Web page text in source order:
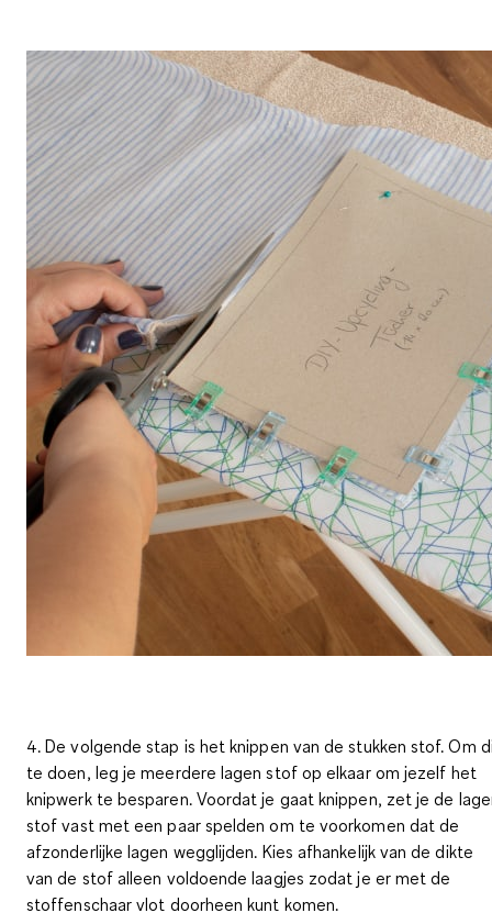
4. De volgende stap is het knippen van de stukken stof. Om
te doen, leg je meerdere lagen stof op elkaarom jezelf het
knipwerk te besparen. Voordat je gaat knippen, zet je de
stof vast met een paar spelden om te voorkomen dat de
afzonderlijke lagen wegglijden. Kies afhankelijk van de dikte
van de stof alleen voldoende laagjes zodat je er met de
stoffenschaar vlot doorheen kunt komen.